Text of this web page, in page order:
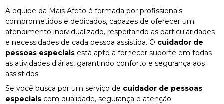
A equipe da Mais Afeto é formada por profissionais
comprometidos e dedicados, capazes de oferecer um
atendimento individualizado, respeitando as particularidades
e necessidades de cada pessoa assistida. O cuidador de
pessoas especiais está apto a fornecer suporte em todas
as atividades diárias, garantindo conforto e segurança aos
assistidos.
Se você busca por um serviço de cuidador de pessoas
especiais com qualidade, segurança e atenção